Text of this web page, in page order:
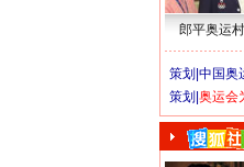
郎平奥运
策划| 中国奥
策划| 奥运会